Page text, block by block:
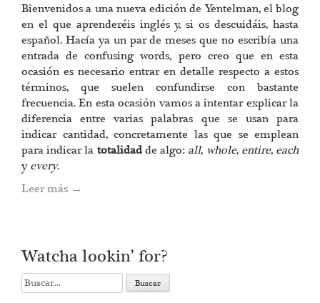
Bienvenidos a una nueva edición de Yentelman, el blog
en el que aprenderéis inglés y, si os descuidáis, hasta
español. Hacía ya un par de meses que no escribía una
entrada de confusing words, pero creo que en esta
ocasión es necesario entrar en detalle respecto a estos
términos, que suelen confundirse con bastante
frecuencia. En esta ocasión vamos a intentar explicar la
diferencia entre varias palabras que se usan para
indicar cantidad, concretamente las que se emplean
para indicar la totalidadde algo: all, whole, entire, each
yevery.
Leer más →
Watcha lookin’ for?
Search
for: